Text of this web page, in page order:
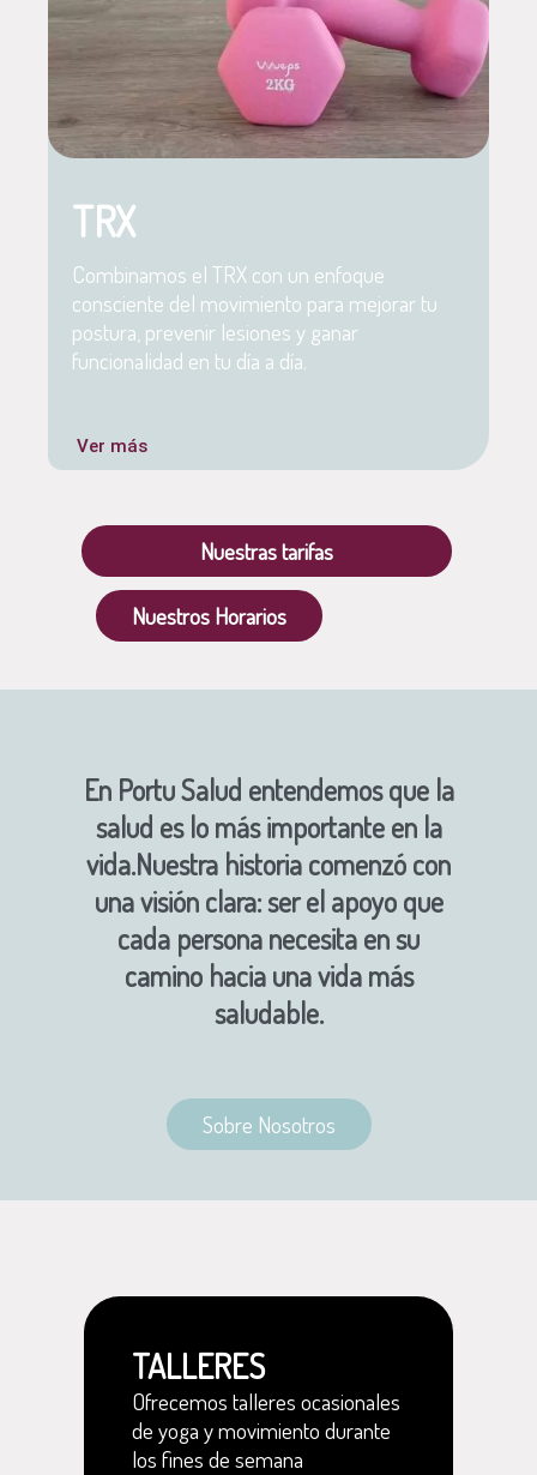
TRX
Combinamos el TRX con un enfoque
consciente del movimiento para mejorar tu
postura, prevenir lesiones y ganar
funcionalidad en tu día a día.
Ver más
Nuestras tarifas
Nuestros Horarios
En Portu Salud entendemos que la
salud es lo más importante en la
vida.Nuestra historia comenzó con
una visión clara: ser el apoyo que
cada persona necesita en su
camino hacia una vida más
saludable.
Sobre Nosotros
TALLERES
Ofrecemos talleres ocasionales
de yoga y movimiento durante
los fines de semana